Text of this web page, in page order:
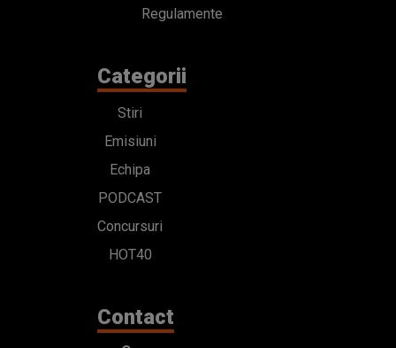
Regulamente
Categorii
Stiri
Emisiuni
Echipa
PODCAST
Concursuri
HOT40
Contact